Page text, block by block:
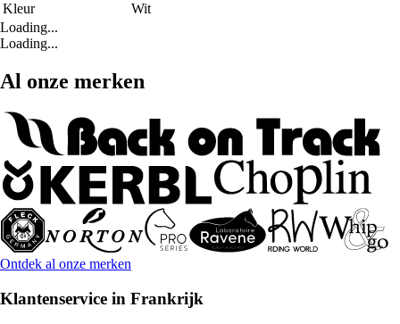
Kleur
Wit
Loading...
Loading...
Al onze merken
Ontdek al onze merken
Klantenservice in Frankrijk